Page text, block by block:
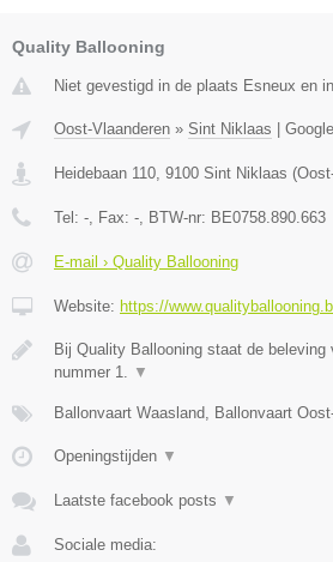
Quality Ballooning
Niet gevestigd in de plaats Esneux en
Oost-Vlaanderen » Sint Niklaas |
Heidebaan 110 9100 Sint Niklaas (
Tel: - , Fax: - , BTW-nr: BE0758.890.663
E-mail › Quality Ballooning
Website: https://
Bij Quality Ballooning staat de beleving
nummer 1.
▼
Ballonvaart Waasland, Ballonvaart
Openingstijden ▼
Laatste facebook posts ▼
Sociale media: